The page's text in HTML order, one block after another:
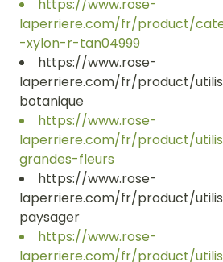
https://www.rose-
laperriere.com/fr/product/
-xylon-r-tan04999
https://www.rose-
laperriere.com/fr/product/
botanique
https://www.rose-
laperriere.com/fr/product/
grandes-fleurs
https://www.rose-
laperriere.com/fr/product/
paysager
https://www.rose-
laperriere.com/fr/product/